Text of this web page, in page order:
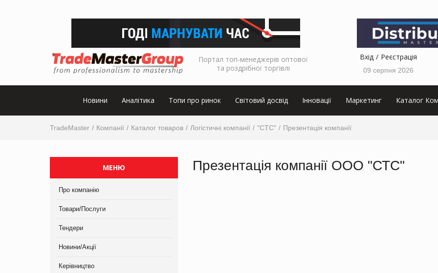
Портал топ-менеджерів оптової
та роздрібної торгівлі
Вхід Реєстрація
09 серпня 2026
Новини Аналітика Топи про ринок Світовий досвід Інновації Маркетинг Каталог
TradeMaster Компанії Каталог товаров Логістичні компанії "СТС" Презентація компанії
МЕНЮ
Про компанію
Товари/Послуги
Тендери
Новини/Акції
Керівництво
Презентація компанії OOO "СТС"